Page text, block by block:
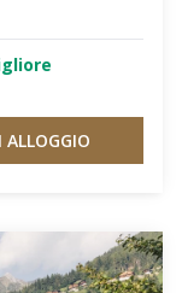
ALLOGGIO